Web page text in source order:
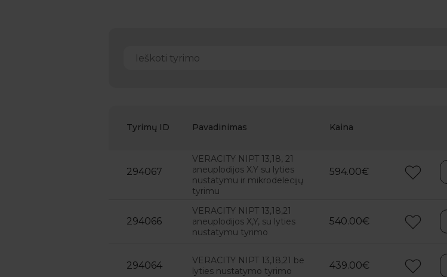
Tyrimų ID Pavadinimas Kaina
294067
VERACITY NIPT 13,18, 21
aneuplodijos X.Y su lyties
nustatymu ir mikrodelecijų
tyrimu
594.00€
294066
VERACITY NIPT 13,18,21
aneuplodijos X,Y, su lyties
nustatymu tyrimo
540.00€
294064
VERACITY NIPT 13,18,21 be
lyties nustatymo tyrimo
439.00€